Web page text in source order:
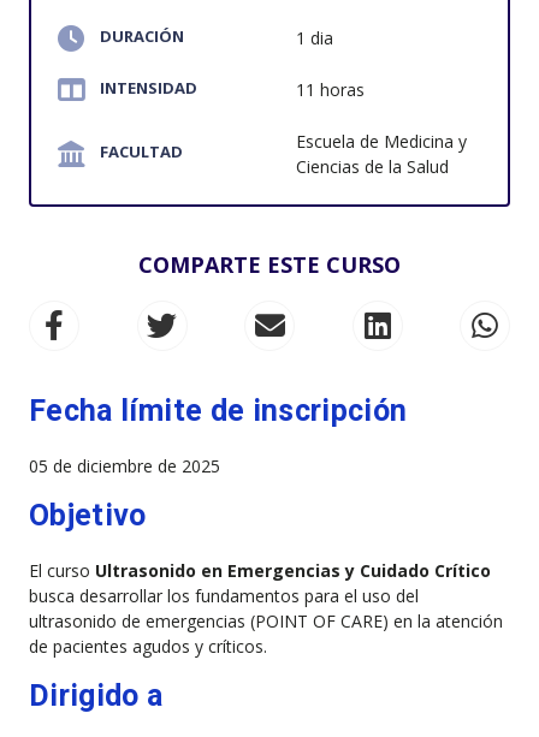
DURACIÓN 1 dia
INTENSIDAD 11 horas
FACULTAD
Escuela de Medicina y
Ciencias de la Salud
COMPARTE ESTE CURSO
Fecha límite de inscripción
05 de diciembre de 2025
Objetivo
El curso Ultrasonido en Emergencias y Cuidado Crítico
busca desarrollar los fundamentos para el uso del
ultrasonido de emergencias (POINT OF CARE) en la atención
de pacientes agudos y críticos.
Dirigido a